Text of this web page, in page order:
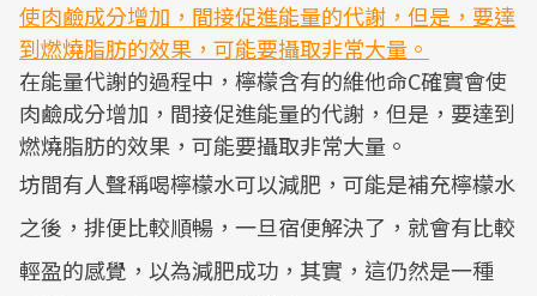
在能量代謝的過程中，檸檬含有的維他命C確實會使
肉鹼成分增加，間接促進能量的代謝，但是，要達到
燃燒脂肪的效果，可能要攝取非常大量。
坊間有人聲稱喝檸檬水可以減肥，可能是補充檸檬水
之後，排便比較順暢，一旦宿便解決了，就會有比較
輕盈的感覺，以為減肥成功，其實，這仍然是一種